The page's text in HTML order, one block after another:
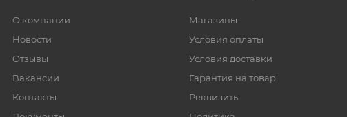
О компании
Новости
Отзывы
Вакансии
Контакты
Магазины
Условия оплаты
Условия доставки
Гарантия на товар
Реквизиты